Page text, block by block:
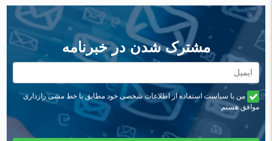
مشترک شدن در خبرنامه
من با سیاست استفاده از اطلاعات شخصی خود مطابق با خط مشی رازداری
موافق هستم